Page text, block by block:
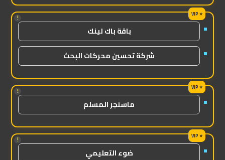
!
باقة باك لينك
شركة تحسين محركات البحث
!
ماسنجر المسلم
!
ضوء التعليمي